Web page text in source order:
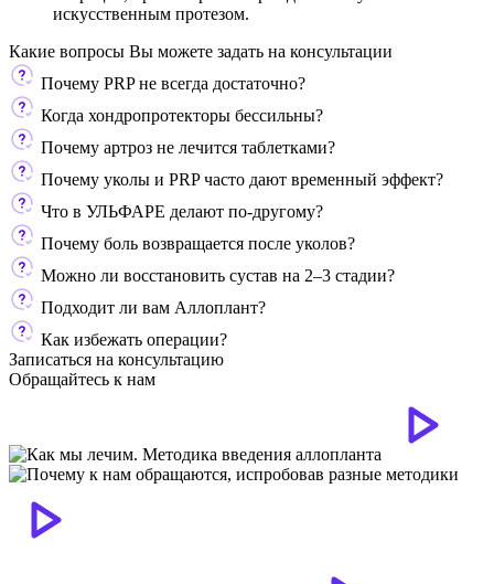
искусственным протезом.
Какие вопросы Вы можете задать на консультации
Почему PRP не всегда достаточно?
Когда хондропротекторы бессильны?
Почему артроз не лечится таблетками?
Почему уколы и PRP часто дают временный эффект?
Что в УЛЬФАРЕ делают по-другому?
Почему боль возвращается после уколов?
Можно ли восстановить сустав на 2–3 стадии?
Подходит ли вам Аллоплант?
Как избежать операции?
Записаться на консультацию
Обращайтесь к нам